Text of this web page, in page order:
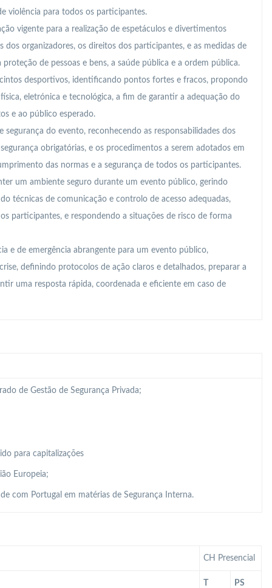
violência para todos os participantes.
vigente para a realização de espetáculos e divertimentos
dos organizadores, os direitos dos participantes, e as medidas de
de pessoas e bens, a saúde pública e a ordem pública.
desportivos, identificando pontos fortes e fracos, propondo
eletrónica e tecnológica, a fim de garantir a adequação do
e ao público esperado.
segurança do evento, reconhecendo as responsabilidades dos
obrigatórias, e os procedimentos a serem adotados em
das normas e a segurança de todos os participantes.
um ambiente seguro durante um evento público, gerindo
técnicas de comunicação e controlo de acesso adequadas,
participantes, e respondendo a situações de risco de forma
e de emergência abrangente para um evento público,
definindo protocolos de ação claros e detalhados, preparar a
uma resposta rápida, coordenada e eficiente em caso de
de Gestão de Segurança Privada;
para capitalizações
Europeia;
com Portugal em matérias de Segurança Interna.
CH Presencial
PS